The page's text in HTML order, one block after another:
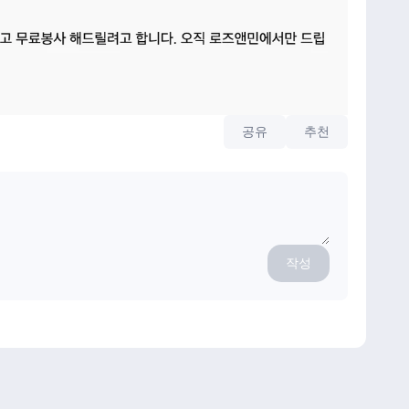
공유 추천
작성